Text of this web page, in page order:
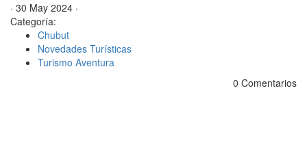
· 30 May 2024 ·
Categoría:
Chubut
Novedades Turísticas
Turismo Aventura
0 Comentarios